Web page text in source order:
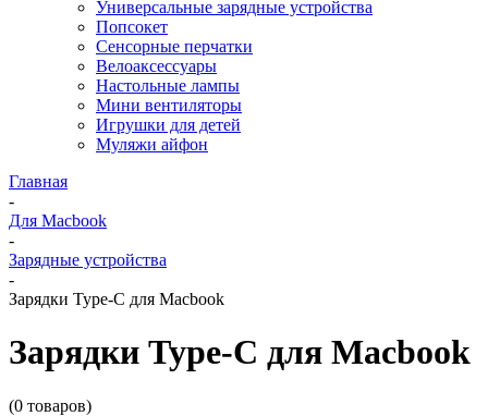
Универсальные зарядные устройства
Попсокет
Сенсорные перчатки
Велоаксессуары
Настольные лампы
Мини вентиляторы
Игрушки для детей
Муляжи айфон
Главная
-
Для Macbook
-
Зарядные устройства
-
Зарядки Type-C для Macbook
Зарядки Type-C для Macbook
(0 товаров)